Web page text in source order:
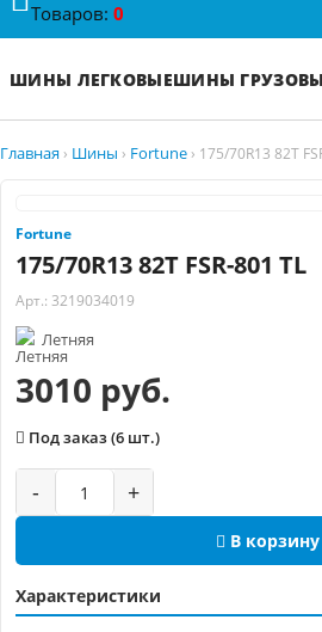
Товаров: 0
ШИНЫ ЛЕГКОВЫЕШИНЫ
Главная › Шины › Fortune › 175/70R13 82T
Fortune
175/70R13 82T FSR-801 TL
Арт.: 3219034019
Летняя
3010 руб.
Под заказ (6 шт.)
- +
В корзину
Характеристики